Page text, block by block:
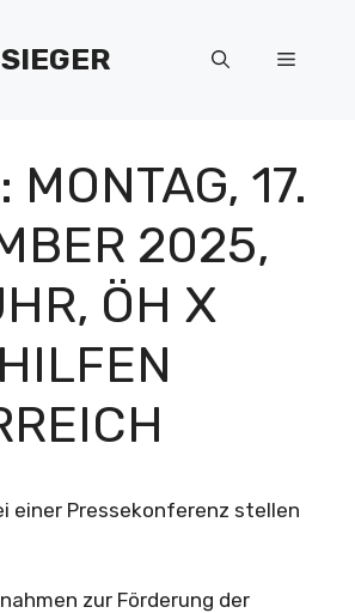
Menü
MONTAG, 17.
2025,
ÖH X
einer Pressekonferenz stellen
zur Förderung der